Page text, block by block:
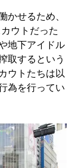
せるため、
ウトだった
地下アイドル
取するという
ウトたちは以
為を行ってい